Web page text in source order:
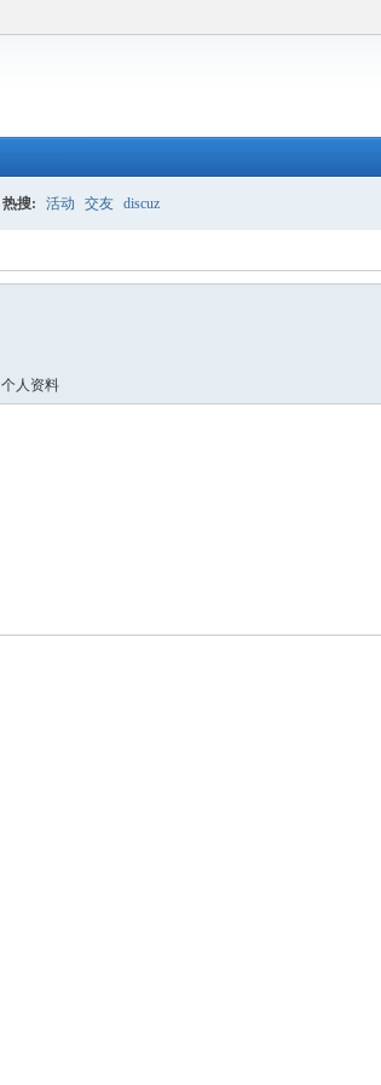
热搜: 活动 交友 discuz
个人资料